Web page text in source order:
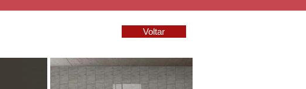
Voltar